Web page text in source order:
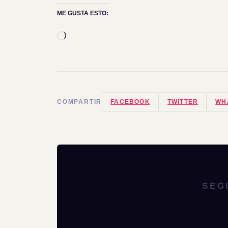
ME GUSTA ESTO:
Cargando...
COMPARTIR FACEBOOK TWITTER